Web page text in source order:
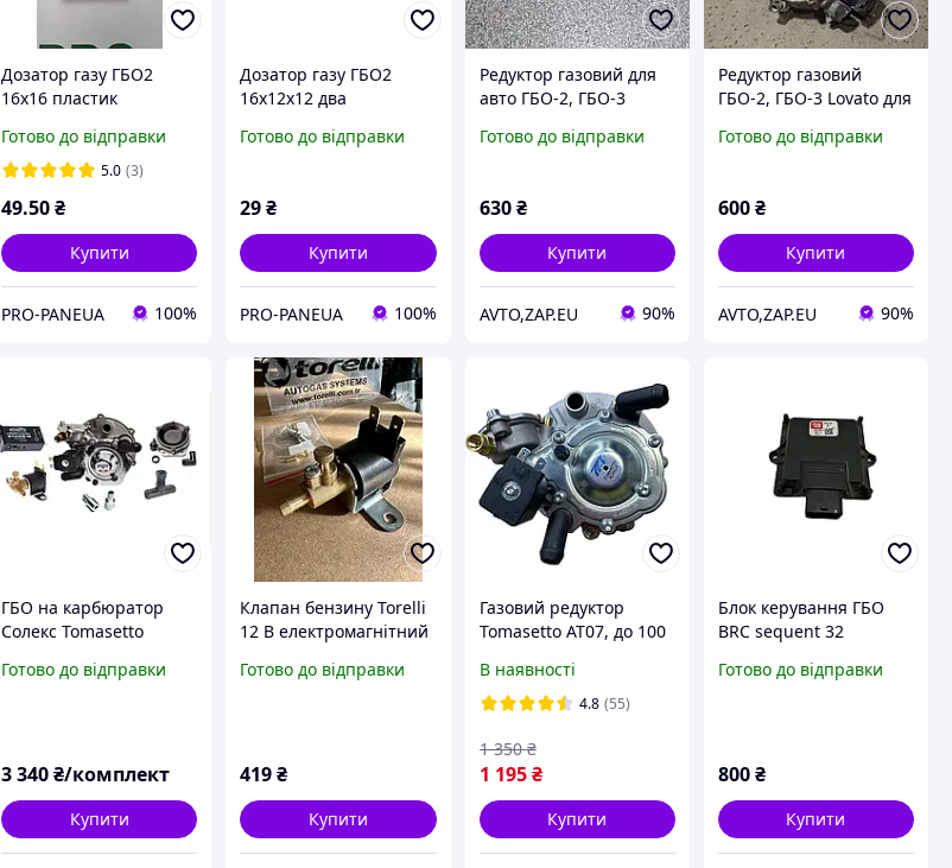
Дозатор газу ГБО2
16х16 пластик
Готово до відправки
5.0 (3)
49.50₴
Купити
PRO-PANEUA 100%
Дозатор газу ГБО2
16х12х12 два
Готово до відправки
29₴
Купити
PRO-PANEUA 100%
Редуктор газовий для
авто ГБО-2, ГБО-3
Готово до відправки
630 ₴
Купити
AVTO,ZAP.EU 90%
Редуктор газовий
ГБО-2, ГБО-3 Lovato для
Готово до відправки
600₴
Купити
AVTO,ZAP.EU 90%
ГБО на карбюратор
Солекс Tomasetto
Готово до відправки
3 340₴/комплект
Купити
Клапан бензину Torelli
12 В електромагнітний
відсічний клапан
Готово до відправки
419₴
Купити
Газовий редуктор
Tomasetto АТ07, до 100
покоління, TOMASETTO
ACHILLE 207
В наявності
4.8 (55)
1 195 ₴
1 350 ₴
Купити
Блок керування ГБО
BRC sequent 32
Готово до відправки
800₴
Купити